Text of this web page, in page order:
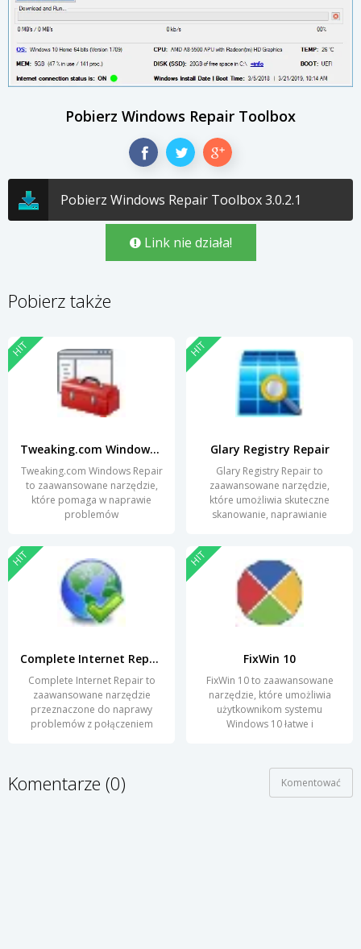
Pobierz Windows Repair Toolbox
Pobierz Windows Repair Toolbox 3.0.2.1
Link nie działa!
Pobierz także
Tweaking.com Windows Repair
Tweaking.com Windows Repair
to zaawansowane narzędzie,
które pomaga w naprawie
problemów
HIT
Glary Registry Repair
Glary Registry Repair to
zaawansowane narzędzie,
które umożliwia skuteczne
skanowanie, naprawianie
HIT
Complete Internet Repair
Complete Internet Repair to
zaawansowane narzędzie
przeznaczone do naprawy
problemów z połączeniem
HIT
FixWin 10
FixWin 10 to zaawansowane
narzędzie, które umożliwia
użytkownikom systemu
Windows 10 łatwe i
HIT
Komentarze (0) Komentować